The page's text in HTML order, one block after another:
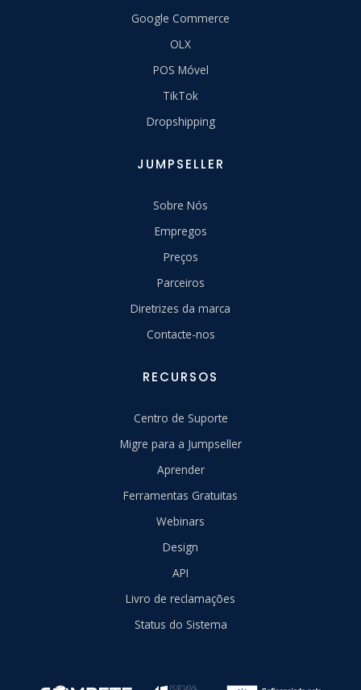
Google Commerce
OLX
POS Móvel
TikTok
Dropshipping
JUMPSELLER
Sobre Nós
Empregos
Preços
Parceiros
Diretrizes da marca
Contacte-nos
RECURSOS
Centro de Suporte
Migre para a Jumpseller
Aprender
Ferramentas Gratuitas
Webinars
Design
API
Livro de reclamações
Status do Sistema